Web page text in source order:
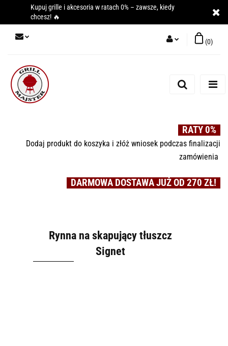
Kupuj grille i akcesoria w ratach 0% – zawsze, kiedy
chcesz! 🔥
Zarejestruj się
(0)
RATY 0%
Dodaj produkt do koszyka i złóż wniosek podczas finalizacji
zamówienia
DARMOWA DOSTAWA JUŻ OD 270 ZŁ!
Rynna na skapujący tłuszcz
Signet